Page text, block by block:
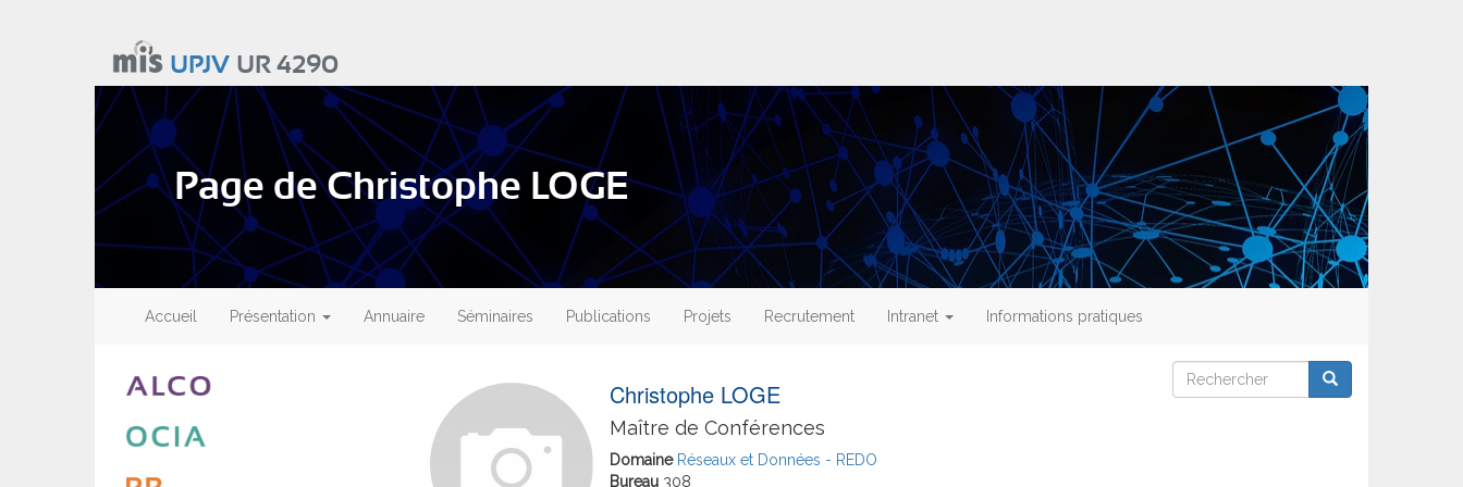
UPJVUR 4290
Page de Christophe LOGE
Main
navigation
Accueil Présentation Annuaire Séminaires Publications Projets Recrutement Intranet Informations pratiques
Christophe LOGE
Maître de Conférences
Domaine Réseaux et Données - REDO
Bureau 308
Rechercher
Rechercher Rechercher